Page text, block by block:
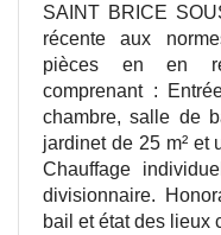
SAINT BRICE
récente aux
pièces en en
comprenant :
chambre, salle de
jardinet de 25 m² et
Chauffage
divisionnaire.
bail et état des lieux